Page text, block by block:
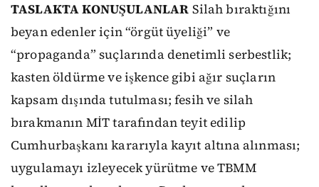
TASLAKTA KONUŞULANLAR Silah bıraktığını
beyan edenler için “örgüt üyeliği” ve
“propaganda” suçlarında denetimli serbestlik;
kasten öldürme ve işkence gibi ağır suçların
kapsam dışında tutulması; fesih ve silah
bırakmanın MİT tarafından teyit edilip
Cumhurbaşkanı kararıyla kayıt altına alınması;
uygulamayı izleyecek yürütme ve TBMM